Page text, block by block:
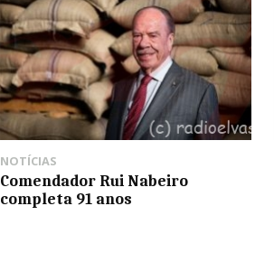
NOTÍCIAS
Comendador Rui Nabeiro
completa 91 anos